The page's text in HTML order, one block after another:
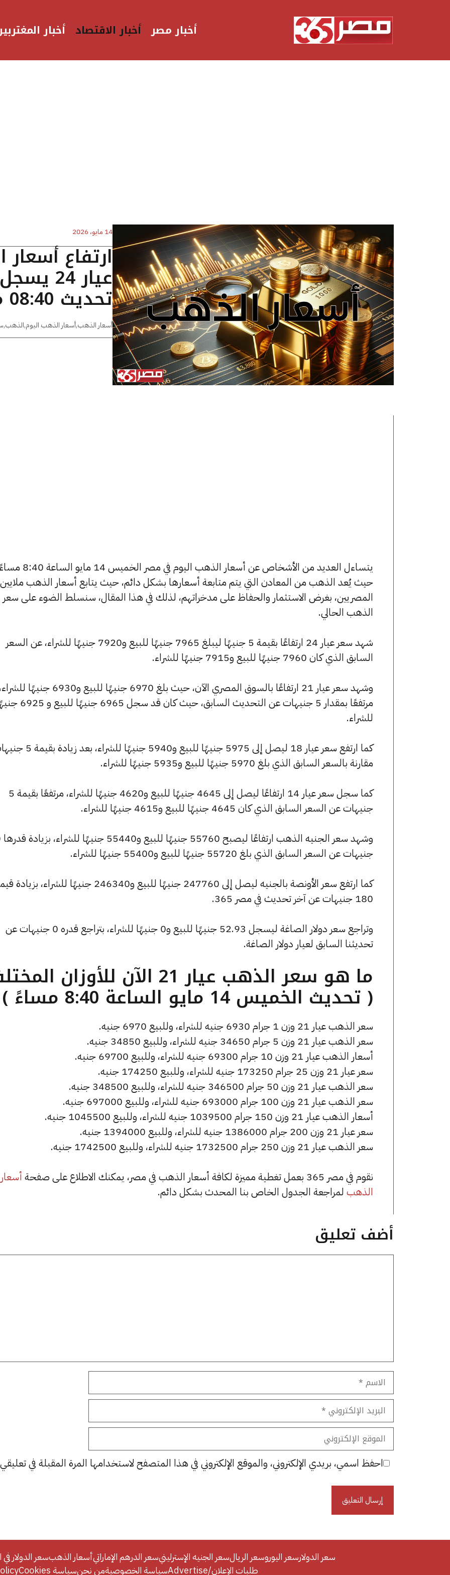
أخبار مصر أخبار الاقتصاد أخبار
14 مايو، 2026
ارتفاع
تحديث 08:40 مساءًا
أسعار الذهب,أسعار الذهب اليوم,الذهب,
يتساءل العديد من الأشخاص عن أسعار الذهب اليوم في مصر الخميس
حيث يُعد الذهب من المعادن التي يتم متابعة أسعارها بشكل دائم، حيث يتابع أسعار الذهب ملايين
المصريين، بغرض الاستثمار والحفاظ على مدخراتهم، لذلك في هذا المقال، سنسلط الضوء على سعر
الذهب الحالي.
شهد سعر عيار 24 ارتفاعًا بقيمة 5 جنيهًا ليبلغ 7965 جنيهًا للبيع و7920 جنيهًا للشراء، عن السعر
السابق الذي كان 7960 جنيهًا للبيع و7915 جنيهًا للشراء.
وشهد سعر عيار 21 ارتفاعًا بالسوق المصري الآن، حيث بلغ 6970 جنيهًا للبيع و6930 جنيهًا
مرتفعًا بمقدار 5 جنيهات عن التحديث السابق، حيث كان قد سجل
للشراء.
كما ارتفع سعر عيار 18 ليصل إلى 5975 جنيهًا للبيع و5940 جنيهًا
مقارنة بالسعر السابق الذي بلغ 5970 جنيهًا للبيع و5935 جنيهًا للشراء.
كما سجل سعر عيار 14 ارتفاعًا ليصل إلى 4645 جنيهًا للبيع و4620 جنيهًا للشراء، مرتفعًا بقيمة 5
جنيهات عن السعر السابق الذي كان 4645 جنيهًا للبيع و4615 جنيهًا للشراء.
جنيهات عن السعر السابق الذي بلغ 55720 جنيهًا للبيع و55400 جنيهًا للشراء.
كما ارتفع سعر الأونصة بالجنيه ليصل إلى 247760 جنيهًا للبيع و246340 جنيهًا للشراء،
180 جنيهات عن آخر تحديث في مصر 365.
وتراجع سعر دولار الصاغة ليسجل 52.93 جنيهًا للبيع و0 جنيهًا للشراء، بتراجع قدره 0 جنيهات عن
تحديثنا السابق لعيار دولار الصاغة.
ما هو سعر الذهب عيار 21 الآن للأوزان
( تحديث الخميس 14 مايو الساعة 8:40 مساءً )
سعر الذهب عيار 21 وزن 1 جرام 6930 جنيه للشراء، وللبيع 6970 جنيه.
سعر الذهب عيار 21 وزن 5 جرام 34650 جنيه للشراء، وللبيع 34850 جنيه.
أسعار الذهب عيار 21 وزن 10 جرام 69300 جنيه للشراء، وللبيع 69700 جنيه.
سعر عيار 21 وزن 25 جرام 173250 جنيه للشراء، وللبيع 174250 جنيه.
سعر الذهب عيار 21 وزن 50 جرام 346500 جنيه للشراء، وللبيع 348500 جنيه.
سعر الذهب عيار 21 وزن 100 جرام 693000 جنيه للشراء، وللبيع 697000 جنيه.
أسعار الذهب عيار 21 وزن 150 جرام 1039500 جنيه للشراء، وللبيع 1045500 جنيه.
سعر عيار 21 وزن 200 جرام 1386000 جنيه للشراء، وللبيع 1394000 جنيه.
سعر الذهب عيار 21 وزن 250 جرام 1732500 جنيه للشراء، وللبيع 1742500 جنيه.
نقوم في مصر 365 بعمل تغطية مميزة لكافة أسعار الذهب في مصر، يمكنك الاطلاع على صفحة
أسعار
الذهب لمراجعة الجدول الخاص بنا المحدث بشكل دائم.
أضف تعليق
الاسم
البريد
الإلكتروني
الموقع
الإلكتروني
احفظ اسمي، بريدي الإلكتروني، والموقع الإلكتروني في هذا المتصفح لاستخدامها المرة المقبلة في
سعر الدولارسعر اليوروسعر الريالسعر الجنيه الإسترلينيسعر الدرهم الإماراتيأسعار الذهبسعر الدولار
طلبات الإعلان/Advertise
سياسة الخصوصيةمن نحنسياسة Cookies